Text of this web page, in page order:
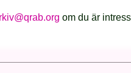
om du är